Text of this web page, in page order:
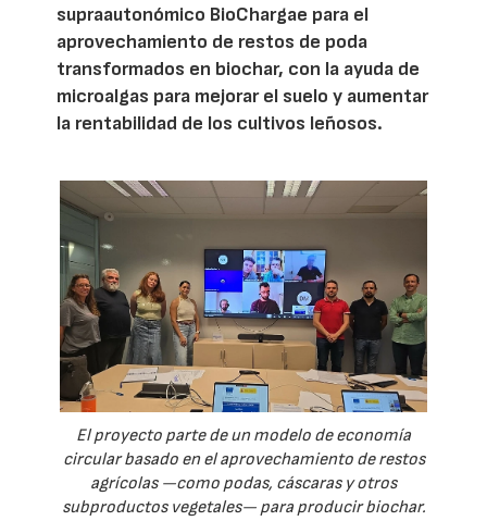
supraautonómico BioChargae para el
aprovechamiento de restos de poda
transformados en biochar, con la ayuda de
microalgas para mejorar el suelo y aumentar
la rentabilidad de los cultivos leñosos.
El proyecto parte de un modelo de economía
circular basado en el aprovechamiento de restos
agrícolas —como podas, cáscaras y otros
subproductos vegetales— para producir biochar.